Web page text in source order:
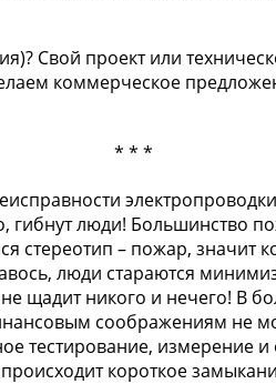
Свой проект или
коммерческое
* * *
люди! Большинство
– пожар, значит
люди стараются
щадит никого и нечего! В
соображениям не
тестирование, измерение
короткое